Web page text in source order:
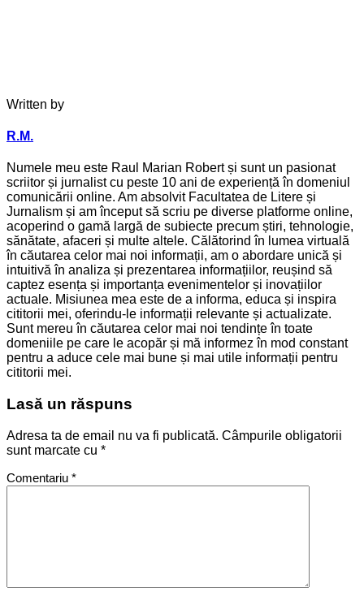
Written by
R.M.
Numele meu este Raul Marian Robert și sunt un pasionat
scriitor și jurnalist cu peste 10 ani de experiență în domeniul
comunicării online. Am absolvit Facultatea de Litere și
Jurnalism și am început să scriu pe diverse platforme online,
acoperind o gamă largă de subiecte precum știri, tehnologie,
sănătate, afaceri și multe altele. Călătorind în lumea virtuală
în căutarea celor mai noi informații, am o abordare unică și
intuitivă în analiza și prezentarea informațiilor, reușind să
captez esența și importanța evenimentelor și inovațiilor
actuale. Misiunea mea este de a informa, educa și inspira
cititorii mei, oferindu-le informații relevante și actualizate.
Sunt mereu în căutarea celor mai noi tendințe în toate
domeniile pe care le acopăr și mă informez în mod constant
pentru a aduce cele mai bune și mai utile informații pentru
cititorii mei.
Lasă un răspuns
Adresa ta de email nu va fi publicată. Câmpurile obligatorii
sunt marcate cu *
Comentariu *